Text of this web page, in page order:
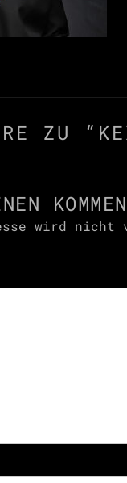
ZU “
wird